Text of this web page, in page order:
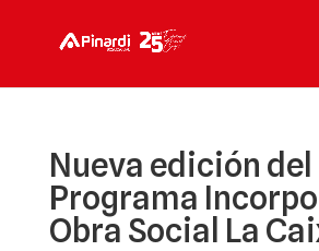
Nueva edición del
Programa
Obra Social La